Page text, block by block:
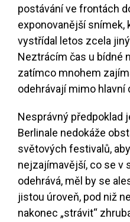
postávání ve frontách
exponovanější snímek,
vystřídal letos zcela
Neztrácím čas u bídné
zatímco mnohem
odehrávají mimo hlavní
Nesprávný předpoklad
Berlinale nedokáže
světových festivalů,
nejzajímavější, co se v
odehrává, měl by se
jistou úroveň, pod niž
nakonec „strávit“